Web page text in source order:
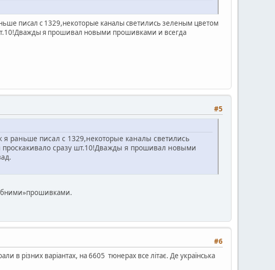
писал с 1329,некоторые каналы светились зеленым цветом
я прошивал новыми прошивками и всегда
#5
я раньше писал с 1329,некоторые каналы светились
сразу шт.10!Дважды я прошивал новыми
#6
в різних варіантах, на 6605 тюнерах все літає. Де українська